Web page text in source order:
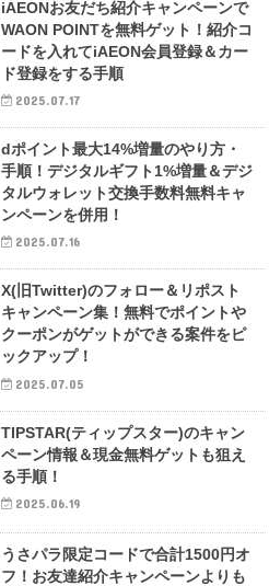
iAEONお友だち紹介キャンペーンで
WAON POINTを無料ゲット！紹介コ
ードを入れてiAEON会員登録＆カー
ド登録をする手順
2025.07.17
dポイント最大14%増量のやり方・
手順！デジタルギフト1%増量＆デジ
タルウォレット交換手数料無料キャ
ンペーンを併用！
2025.07.16
X(旧Twitter)のフォロー＆リポスト
キャンペーン集！無料でポイントや
クーポンがゲットができる案件をピ
ックアップ！
2025.07.05
TIPSTAR(ティップスター)のキャン
ペーン情報＆現金無料ゲットも狙え
る手順！
2025.06.19
うさパラ限定コードで合計1500円オ
フ！お友達紹介キャンペーンよりも